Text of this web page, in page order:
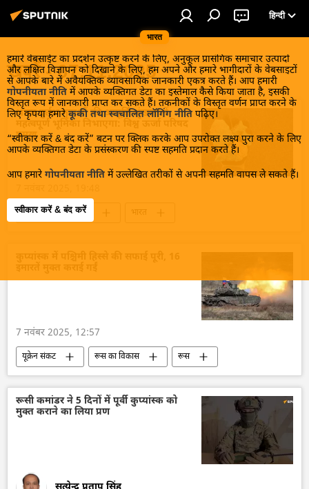
भारत
हिन्दी
हमारे वेबसाईट का प्रदर्शन उत्कृष्ट करने के लिए, अनुकूल प्रासंगिक समाचार उत्पादों
और लक्षित विज्ञापन को दिखाने के लिए, हम अपने और हमारे भागीदारों के वेबसाइटों
से आपके बारे में अवैयक्तिक व्यावसायिक जानकारी एकत्र करते हैं। आप हमारी
गोपनीयता नीति में आपके व्यक्तिगत डेटा का इस्तेमाल कैसे किया जाता है, इसकी
विस्तृत रूप में जानकारी प्राप्त कर सकते हैं। तकनीकों के विस्तृत वर्णन प्राप्त करने के
लिए कृपया हमारे कूकी तथा स्वचालित लॉगिंग नीति पढ़िए।
“स्वीकार करें & बंद करें” बटन पर क्लिक करके आप उपरोक्त लक्ष्य पुरा करने के लिए
आपके व्यक्तिगत डेटा के प्रसंस्करण की स्पष्ट सहमति प्रदान करते हैं।
आप हमारे गोपनीयता नीति में उल्लेखित तरीकों से अपनी सहमति वापस ले सकते हैं।
स्वीकार करें & बंद करें
खबरें - 07.11.2025
भारत दुर्लभ मृदाओं की आपूर्ति श्रृंखला में
महत्वपूर्ण भूमिका निभाएगा: विश्व ऊर्जा परिषद
प्रमुख
व्यापार और अर्थव्यवस्था
भारत
अंतरिक्ष उद्योग
7 नवंबर 2025, 12:57
यूक्रेन संकट रूस का विकास
रूस
मास्को
यूक्रेन सशस्त्र बल
यूक्रेन
यूक्रेन की सुरक्षा सेवा (SBU)
यूक्रेन का जवाबी हमला
विशेष सैन्य अभियान
रूसी कमांडर ने 5 दिनों में पूर्वी कुप्यांस्क को
मुक्त कराने का लिया प्रण